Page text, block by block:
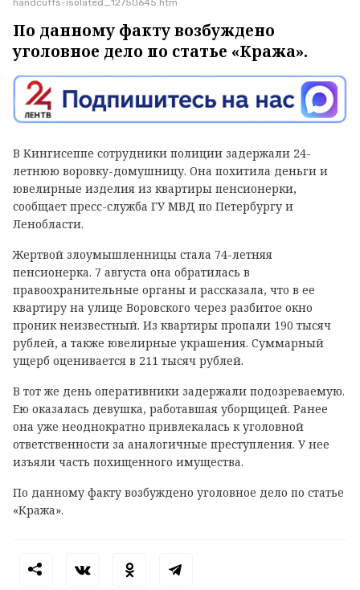
handcuffs-isolated_12750645.htm
По данному факту возбуждено
уголовное дело по статье «Кража».
В Кингисеппе сотрудники полиции задержали 24-
летнюю воровку-домушницу. Она похитила деньги и
ювелирные изделия из квартиры пенсионерки,
сообщает пресс-служба ГУ МВД по Петербургу и
Ленобласти.
Жертвой злоумышленницы стала 74-летняя
пенсионерка. 7 августа она обратилась в
правоохранительные органы и рассказала, что в ее
квартиру на улице Воровского через разбитое окно
проник неизвестный. Из квартиры пропали 190 тысяч
рублей, а также ювелирные украшения. Суммарный
ущерб оценивается в 211 тысяч рублей.
В тот же день оперативники задержали подозреваемую.
Ею оказалась девушка, работавшая уборщицей. Ранее
она уже неоднократно привлекалась к уголовной
ответственности за аналогичные преступления. У нее
изъяли часть похищенного имущества.
По данному факту возбуждено уголовное дело по статье
«Кража».